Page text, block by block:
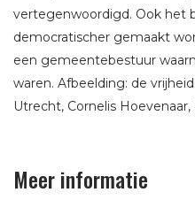
vertegenwoordigd. Ook het
democratischer gemaakt
een gemeentebestuur
waren. Afbeelding: de
Utrecht, Cornelis
Meer informatie